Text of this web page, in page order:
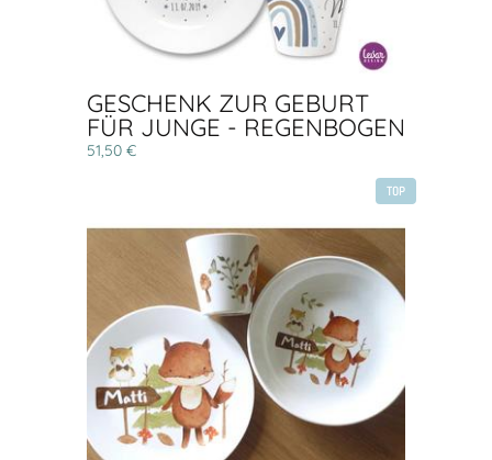
GESCHENK ZUR GEBURT
FÜR JUNGE - REGENBOGEN
51,50 €
TOP